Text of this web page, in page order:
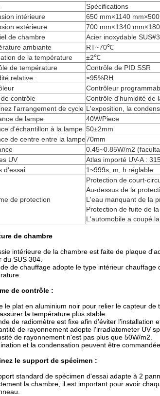
Spécifications
intérieure
650 mm×1140
extérieure
700 mm×1340
de chambre
Acier inoxydable
ambiante
RT~70℃
de la température
±2℃
de température
Contrôle de PID SSR
relative :
≥95%RH
Contrôleur
contrôle
Contrôle d'humidité de
l'arrangement de cycle L'exposition, la
de lampe
40W/Piece
d'échantillon à la lampe 50±2mm
de centre entre la lampe70mm
0.45~0.85W/m2
UV
Atlas importé UV-A :
d'essai
1~999s, m, h réglable
de protection
Protection de court-
Au-dessus de la
L'eau manquant de la
Protection de fuite de
L'automobile a coupé
de chambre
intérieure de la chambre est faite de plaque
du SUS 304.
de chauffage adopte le type intérieur
de contrôle :
le plat en aluminium noir pour relier le capteur
la température plus stable.
de radiomètre est fixe afin d'éviter l'installation
de rayonnement adopte l'irradiatometer UV
de rayonnement n'est pas plus que 50W/m2.
et la condensation peuvent être
le support de spécimen :
standard de spécimen d'essai adapte à 2
la chambre, il est important pour avoir